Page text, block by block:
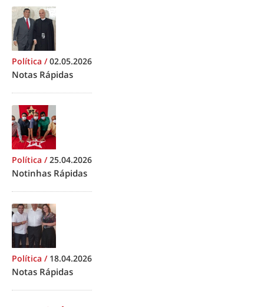
Política /02.05.2026
Notas Rápidas
Política /25.04.2026
Notinhas Rápidas
Política / 18.04.2026
Notas Rápidas